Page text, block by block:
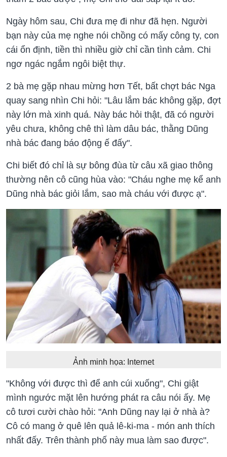
Ngày hôm sau, Chi đưa mẹ đi như đã hẹn. Người
bạn này của mẹ nghe nói chồng có mấy công ty, con
cái ổn định, tiền thì nhiều giờ chỉ cần tình cảm. Chi
ngơ ngác ngắm ngôi biệt thự.
2 bà mẹ gặp nhau mừng hơn Tết, bất chợt bác Nga
quay sang nhìn Chi hỏi: "Lâu lắm bác không gặp, đợt
này lớn mà xinh quá. Này bác hỏi thật, đã có người
yêu chưa, không chê thì làm dâu bác, thằng Dũng
nhà bác đang báo động ế đấy".
Chi biết đó chỉ là sự bông đùa từ câu xã giao thông
thường nên cô cũng hùa vào: "Cháu nghe mẹ kể anh
Dũng nhà bác giỏi lắm, sao mà cháu với được ạ".
Ảnh minh họa: Internet
"Không với được thì để anh cúi xuống", Chi giật
mình ngước mặt lên hướng phát ra câu nói ấy. Mẹ
cô tươi cười chào hỏi: "Anh Dũng nay lại ở nhà à?
Cô có mang ở quê lên quả lê-ki-ma - món anh thích
nhất đấy. Trên thành phố này mua làm sao được".